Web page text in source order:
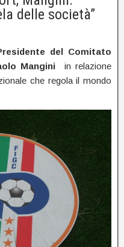
delle società”
del Comitato
Mangini
in relazione
che regola il mondo